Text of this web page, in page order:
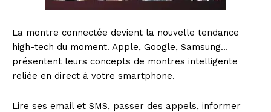
La montre connectée devient la nouvelle tendance
high-tech du moment. Apple, Google, Samsung…
présentent leurs concepts de montres intelligente
reliée en direct à votre smartphone.
Lire ses email et SMS, passer des appels, informer